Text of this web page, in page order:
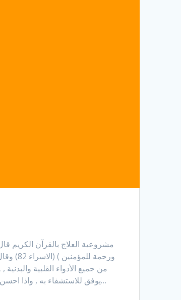
مشروعية العلاج بالقرآن الكريم
ورحمة
من جميع الأدواء القلبية
يوفق للاستشفاء به , واذا احسن العليل التداوي به ووضعه على دائه بصدق…